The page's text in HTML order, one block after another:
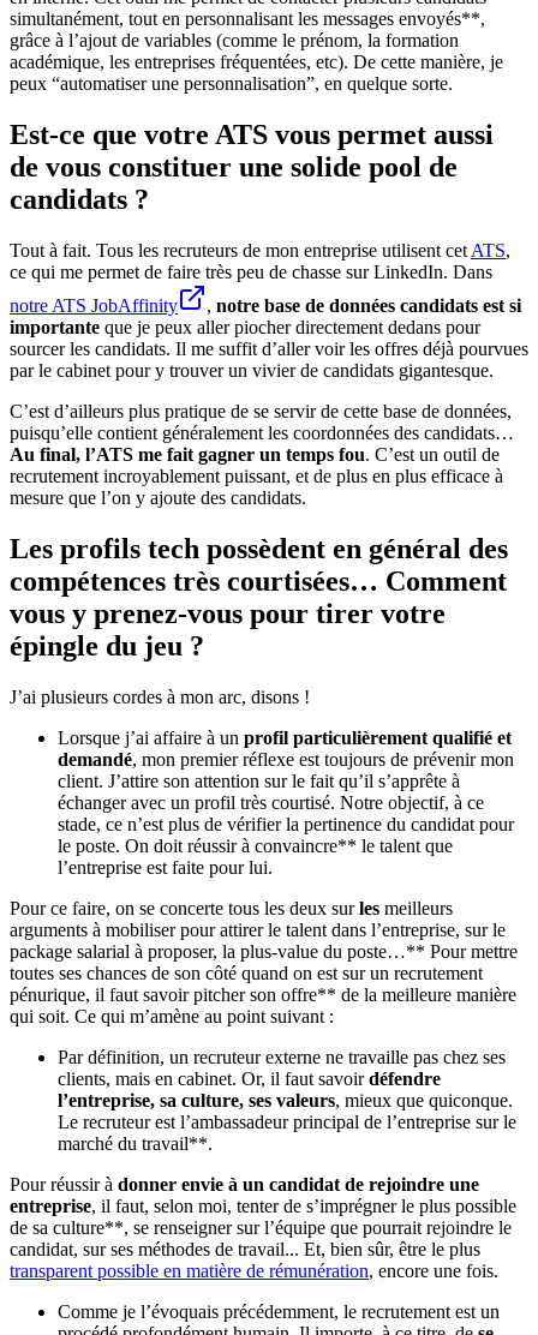
simultanément, tout en personnalisant les messages envoyés**,
grâce à l’ajout de variables (comme le prénom, la formation
académique, les entreprises fréquentées, etc). De cette manière, je
peux “automatiser une personnalisation”, en quelque sorte.
Est-ce que votre ATS vous permet aussi
de vous constituer une solide pool de
candidats ?
Tout à fait. Tous les recruteurs de mon entreprise utilisent cet ATS,
ce qui me permet de faire très peu de chasse sur LinkedIn. Dans
notre ATS JobAffinity
, notre base de données candidats est si
importante que je peux aller piocher directement dedans pour
sourcer les candidats. Il me suffit d’aller voir les offres déjà pourvues
par le cabinet pour y trouver un vivier de candidats gigantesque.
C’est d’ailleurs plus pratique de se servir de cette base de données,
puisqu’elle contient généralement les coordonnées des candidats…
Au final, l’ATS me fait gagner un temps fou. C’est un outil de
recrutement incroyablement puissant, et de plus en plus efficace à
mesure que l’on y ajoute des candidats.
Les profils tech possèdent en général des
compétences très courtisées… Comment
vous y prenez-vous pour tirer votre
épingle du jeu ?
J’ai plusieurs cordes à mon arc, disons !
Lorsque j’ai affaire à un profil particulièrement qualifié et
demandé, mon premier réflexe est toujours de prévenir mon
client. J’attire son attention sur le fait qu’il s’apprête à
échanger avec un profil très courtisé. Notre objectif, à ce
stade, ce n’est plus de vérifier la pertinence du candidat pour
le poste. On doit réussir à convaincre** le talent que
l’entreprise est faite pour lui.
Pour ce faire, on se concerte tous les deux surles meilleurs
arguments à mobiliser pour attirer le talent dans l’entreprise, sur le
package salarial à proposer, la plus-value du poste…** Pour mettre
toutes ses chances de son côté quand on est sur un recrutement
pénurique, il faut savoir pitcher son offre** de la meilleure manière
qui soit. Ce qui m’amène au point suivant :
Par définition, un recruteur externe ne travaille pas chez ses
clients, mais en cabinet. Or, il faut savoirdéfendre
l’entreprise, sa culture, ses valeurs, mieux que quiconque.
Le recruteur est l’ambassadeur principal de l’entreprise sur le
marché du travail**.
Pour réussir à donner envie à un candidat de rejoindre une
entreprise, il faut, selon moi, tenter de s’imprégner le plus possible
de sa culture**, se renseigner sur l’équipe que pourrait rejoindre le
candidat, sur ses méthodes de travail... Et, bien sûr, être le plus
transparent possible en matière de rémunération, encore une fois.
Comme je l’évoquais précédemment, le recrutement est un